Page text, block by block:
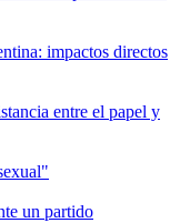
impactos directos
entre el papel y
un partido